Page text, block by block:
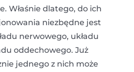
Właśnie dlatego, do ich
niezbędne jest
nerwowego, układu
oddechowego. Już
jednego z nich może